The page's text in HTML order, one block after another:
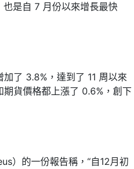
是自 7 月份以來增長最快
了 3.8%，達到了 11 周以來
貨價格都上漲了 0.6%，創下
）的一份報告稱，“自12月初